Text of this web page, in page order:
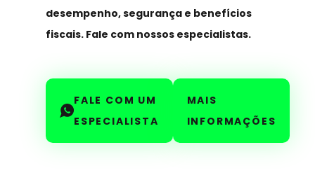
desempenho, segurança e benefícios
fiscais. Fale com nossos especialistas.
FALE COM UM
ESPECIALISTA
MAIS
INFORMAÇÕES